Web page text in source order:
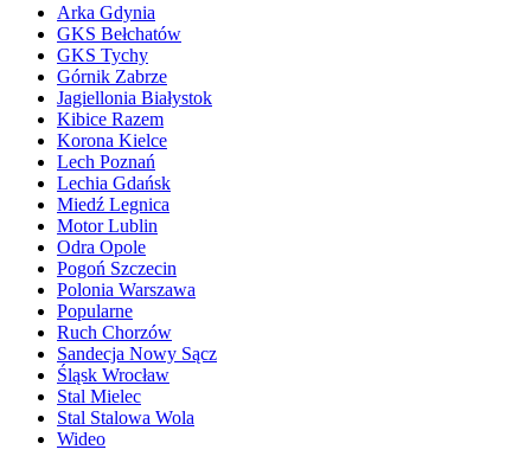
Arka Gdynia
GKS Bełchatów
GKS Tychy
Górnik Zabrze
Jagiellonia Białystok
Kibice Razem
Korona Kielce
Lech Poznań
Lechia Gdańsk
Miedź Legnica
Motor Lublin
Odra Opole
Pogoń Szczecin
Polonia Warszawa
Popularne
Ruch Chorzów
Sandecja Nowy Sącz
Śląsk Wrocław
Stal Mielec
Stal Stalowa Wola
Wideo